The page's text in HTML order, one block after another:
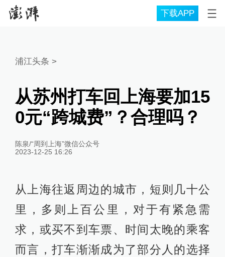
下载APP
浦江头条 >
从苏州打车回上海要加15
0元“跨城费”？合理吗？
陈泉/“周到上海”微信公众号
2023-12-25 16:26
从上海往返周边的城市，短则几十公
里，多则上百公里，对于有紧急需
求，或买不到车票、时间太晚的乘客
而言，打车渐渐成为了部分人的选择